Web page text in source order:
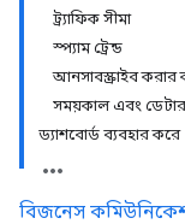
ট্র্যাফিক সীমা
স্প্যাম ট্রেন্ড
আনসাবস্ক্রাইব করার
সময়কাল এবং
ড্যাশবোর্ড ব্যবহার করে
বিজনেস